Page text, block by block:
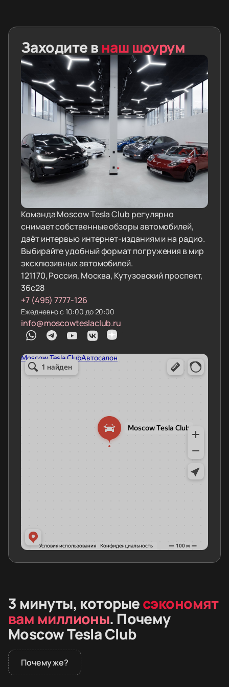
Заходите в наш шоурум
Команда Moscow Tesla Club регулярно
снимает собственные обзоры автомобилей,
даёт интервью интернет-изданиям и на радио.
Выбирайте удобный формат погружения в мир
эксклюзивных автомобилей.
121170, Россия, Москва, Кутузовский проспект,
36с28
+7 (495) 7777-126
Ежедневно с 10:00 до 20:00
info@moscowteslaclub.ru
3 минуты, которыесэкономят
вам миллионы. Почему
Moscow Tesla Club
Почему же?